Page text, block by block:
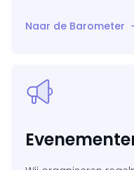
Naar de Barometer